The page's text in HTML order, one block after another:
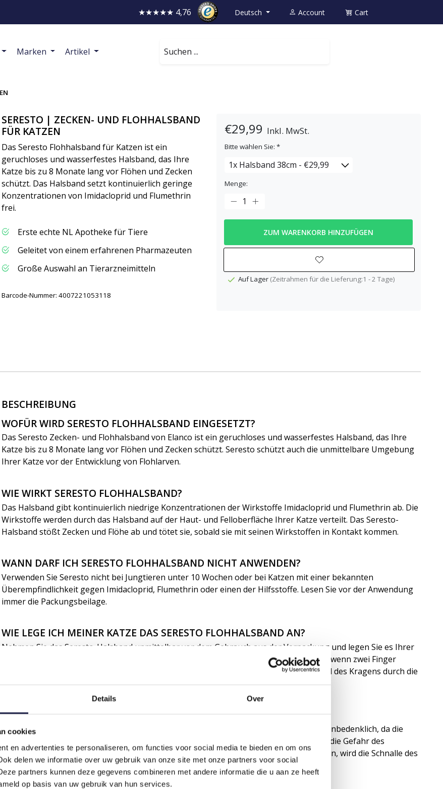
Details Over
cookies
en advertenties te personaliseren, om functies voor social media te bieden en om ons
delen we informatie over uw gebruik van onze site met onze partners voor social
partners kunnen deze gegevens combineren met andere informatie die u aan ze heeft
op basis van uw gebruik van hun services.
★★★★★ 4,76 Deutsch Account Cart
Marken Artikel
SERESTO | ZECKEN- UND FLOHHALSBAND
FÜR KATZEN
Barcode-Nummer: 4007221053118
Erste echte NL Apotheke für Tiere
Geleitet von einem erfahrenen Pharmazeuten
Große Auswahl an Tierarzneimitteln
Das Seresto Flohhalsband für Katzen ist ein
geruchloses und wasserfestes Halsband, das Ihre
Katze bis zu 8 Monate lang vor Flöhen und Zecken
schützt. Das Halsband setzt kontinuierlich geringe
Konzentrationen von Imidacloprid und Flumethrin
frei.
€29,99 Inkl. MwSt.
Bitte wählen Sie: *
Menge:
ZUM WARENKORB HINZUFÜGEN
Auf Lager (Zeitrahmen für die Lieferung:1 - 2 Tage)
BESCHREIBUNG
WOFÜR WIRD SERESTO FLOHHALSBAND EINGESETZT?
Das Seresto Zecken- und Flohhalsband von Elanco ist ein geruchloses und wasserfestes Halsband, das Ihre
Katze bis zu 8 Monate lang vor Flöhen und Zecken schützt. Seresto schützt auch die unmittelbare Umgebung
Ihrer Katze vor der Entwicklung von Flohlarven.
WIE WIRKT SERESTO FLOHHALSBAND?
Das Halsband gibt kontinuierlich niedrige Konzentrationen der Wirkstoffe Imidacloprid und Flumethrin ab. Die
Wirkstoffe werden durch das Halsband auf der Haut- und Felloberfläche Ihrer Katze verteilt. Das Seresto-
Halsband stößt Zecken und Flöhe ab und tötet sie, sobald sie mit seinen Wirkstoffen in Kontakt kommen.
WANN DARF ICH SERESTO FLOHHALSBAND NICHT ANWENDEN?
Verwenden Sie Seresto nicht bei Jungtieren unter 10 Wochen oder bei Katzen mit einer bekannten
Überempfindlichkeit gegen Imidacloprid, Flumethrin oder einen der Hilfsstoffe. Lesen Sie vor der Anwendung
immer die Packungsbeilage.
WIE LEGE ICH MEINER KATZE DAS SERESTO FLOHHALSBAND AN?
Nehmen Sie das Seresto-Halsband unmittelbar vor dem Gebrauch aus der Verpackung und legen Sie es Ihrer
Katze um den Hals. Ziehen Sie das Halsband nicht zu fest. Das Halsband ist eng genug, wenn zwei Finger
zwischen das Halsband und den Hals Ihrer Katze passen. Stecken Sie den restlichen Teil des Kragens durch die
Schlaufe und schneiden Sie ihn bei 2 cm ab.
IST ES SICHER, DAS SERESTO FLOHHALSBAND ZU VERWENDEN?
Die Verwendung des Seresto-Halsbandes ist für die Gesundheit von Mensch und Tier unbedenklich, da die
Konzentrationen der Wirkstoffe sehr niedrig sind. Das Halsband wurde im Hinblick auf die Gefahr des
Erstickens und Strangulierens entwickelt. Sollte Ihre Katze versehentlich stecken bleiben, wird die Schnalle des
Halsbandes gelöst. Das Halsband hat eine Sollbruchstelle für zusätzliche Sicherheit.